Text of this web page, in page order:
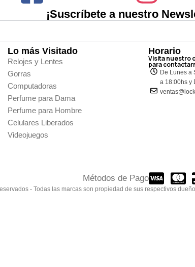
¡Suscríbete a nuestro
Lo más Visitado
Relojes y Lentes
Gorras
Computadoras
Perfume para Dama
Perfume para Hombre
Celulares Liberados
Videojuegos
Horario
Visita nuestro
para
De Lunes a
a 18:00hs y
Métodos de Pago
- Todas las marcas son propiedad de sus respectivos